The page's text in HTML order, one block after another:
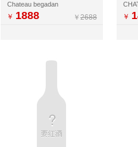
Chateau begadan
￥ 1888 ￥ 2688 ￥